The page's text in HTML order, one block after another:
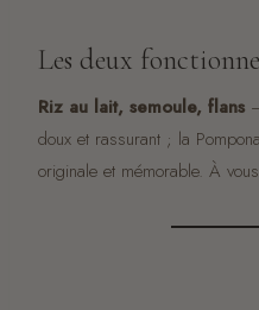
Les deux
Riz au lait, semoule, flans
doux et rassurant ; la
originale et mémorable. À